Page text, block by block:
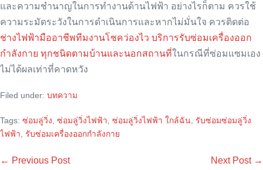
และความชำนาญในการทำงานด้านไฟฟ้า อย่างไรก็ตาม ควรใช้
ความระมัดระวังในการดำเนินการและหากไม่มั่นใจ ควรติดต่อ
ช่างไฟฟ้ามืออาชีพทีมงานโชคว่องไว บริการรับซ่อมเครื่องออก
กำลังกาย ทุกชนิดตามบ้านและนอกสถานที่ในกรณีที่ซ่อมแซมเอง
ไม่ได้ผลเท่าที่คาดหวัง
Filed under: บทความ
Tags: ซ่อมลู่วิ่ง ซ่อมลู่วิ่งไฟฟ้า ซ่อมลู่วิ่งไฟฟ้า ใกล้ฉัน รับซ่อมซ่อมลู่วิ่ง
ไฟฟ้า
รับซ่อมเครื่องออกกำลังกาย
Post
← Previous Post Next Post →